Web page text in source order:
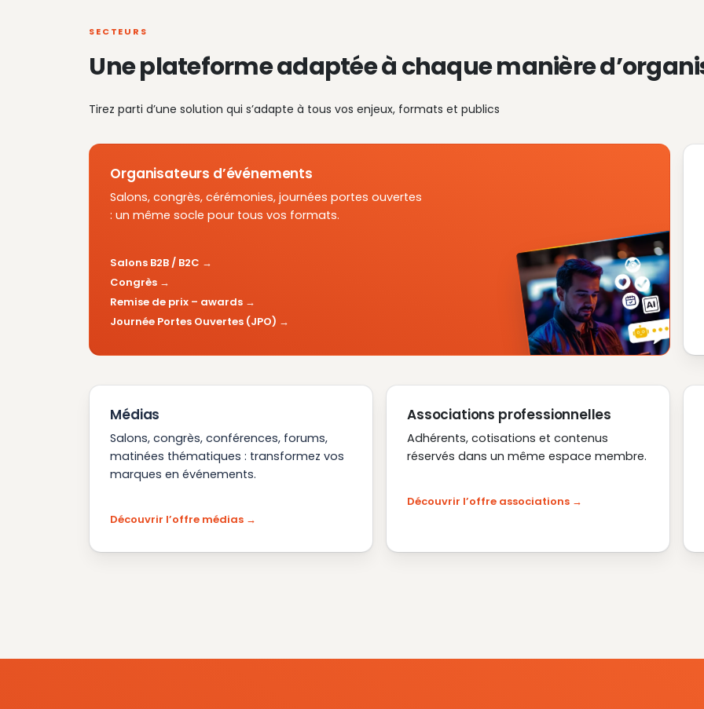
SECTEURS
Une plateforme adaptée à chaque manière
Tirez parti d’une solution qui s’adapte à tous vos enjeux, formats et publics
Organisateurs d’événements
Salons, congrès, cérémonies, journées portes ouvertes
: un même socle pour tous vos formats.
Salons B2B / B2C
Congrès
Remise de prix – awards
Journée Portes Ouvertes (JPO)
Médias
Salons, congrès, conférences, forums,
matinées thématiques : transformez vos
marques en événements.
Découvrir l’offre médias
Associations professionnelles
Adhérents, cotisations et contenus
réservés dans un même espace membre.
Découvrir l’offre associations